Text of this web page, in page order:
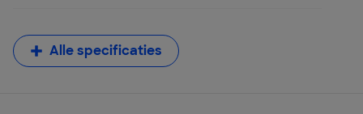
Alle specificaties